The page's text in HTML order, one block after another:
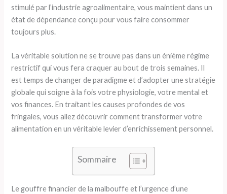
stimulé par l’industrie agroalimentaire, vous maintient dans un
état de dépendance conçu pour vous faire consommer
toujours plus.
La véritable solution ne se trouve pas dans un énième régime
restrictif qui vous fera craquer au bout de trois semaines. Il
est temps de changer de paradigme et d’adopter une stratégie
globale qui soigne à la fois votre physiologie, votre mental et
vos finances. En traitant les causes profondes de vos
fringales, vous allez découvrir comment transformer votre
alimentation en un véritable levier d’enrichissement personnel.
Sommaire
Le gouffre financier de la malbouffe et l’urgence d’une